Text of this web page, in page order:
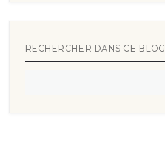
RECHERCHER DANS CE BLOG